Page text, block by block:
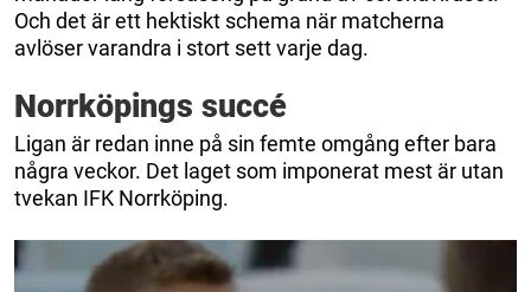
Och det är ett hektiskt schema när matcherna
avlöser varandra i stort sett varje dag.
Norrköpings succé
Ligan är redan inne på sin femte omgång efter bara
några veckor. Det laget som imponerat mest är utan
tvekan IFK Norrköping.